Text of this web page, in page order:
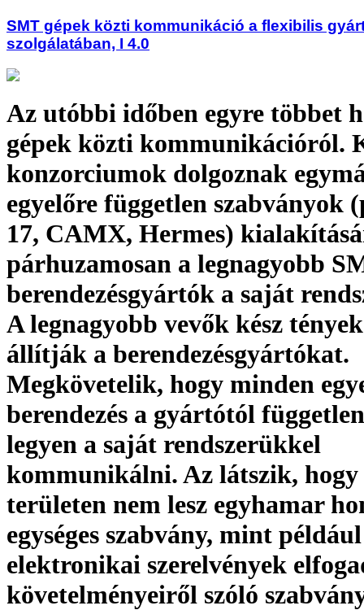
SMT gépek közti kommunikáció a flexibilis
szolgálatában, I 4.0
Az utóbbi időben egyre többet
gépek közti kommunikációról.
konzorciumok dolgoznak
egyelőre független szabványok
17, CAMX, Hermes)
párhuzamosan a legnagyobb
berendezésgyártók a saját
A legnagyobb vevők kész
állítják a berendezésgyártókat.
Megkövetelik, hogy minden
berendezés a gyártótól
legyen a saját rendszerükkel
kommunikálni. Az látszik, hogy
területen nem lesz egyhamar
egységes szabvány, mint
elektronikai szerelvények
követelményeiről szóló